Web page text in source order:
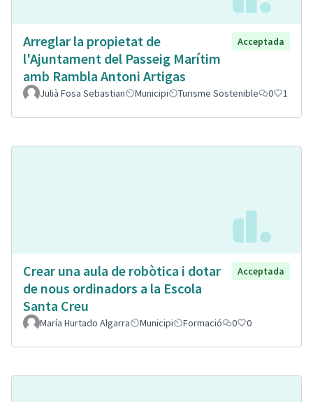
Arreglar la propietat de
l'Ajuntament del Passeig Marítim
amb Rambla Antoni Artigas
Acceptada
Julià Fosa Sebastian Municipi Turisme Sostenible 0 1
Crear una aula de robòtica i dotar
de nous ordinadors a la Escola
Santa Creu
Acceptada
María Hurtado Algarra Municipi Formació 0 0